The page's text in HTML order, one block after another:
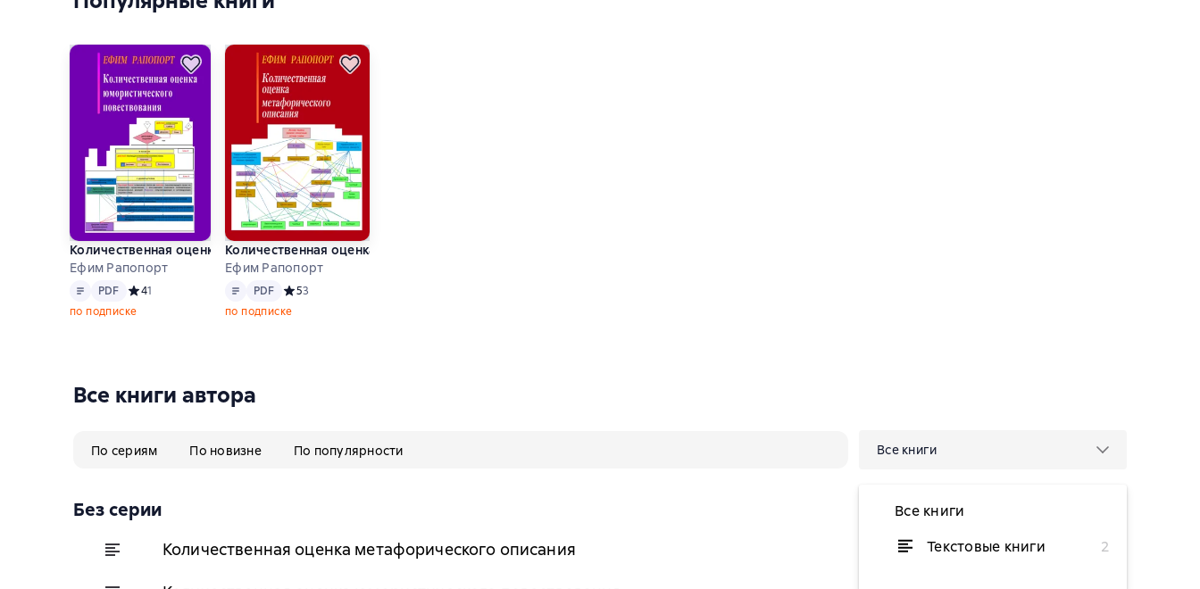
Количественная оценка юмористического повествования
Ефим Рапопорт
Текст PDF
PDF Средний рейтинг 4 на основе 1 оценок
41
по подписке
Количественная оценка метафорического описания
Ефим Рапопорт
Текст PDF
PDF Средний рейтинг 5 на основе 3 оценок
53
по подписке
Все книги автора
По сериям По новизне По популярности Все книги
Все книги
Текстовые книги
2
Без серии
Количественная оценка метафорического описания от 149 ₽